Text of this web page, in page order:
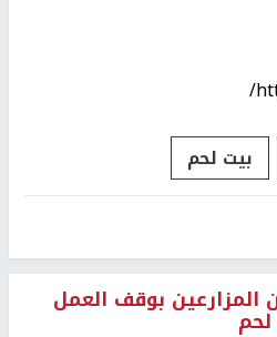
بيت لحم
المزارعين بوقف العمل